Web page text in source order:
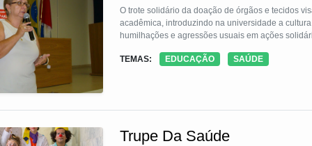
O trote solidário da doação de órgãos e tecidos
acadêmica, introduzindo na universidade a
humilhações e agressões usuais em ações
TEMAS: EDUCAÇÃO SAÚDE
Trupe Da Saúde